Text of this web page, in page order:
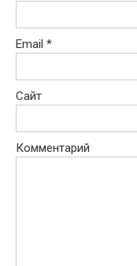
Email *
Сайт
Комментарий